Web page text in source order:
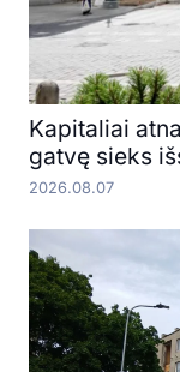
Kapitaliai
gatvę sieks
2026.08.07